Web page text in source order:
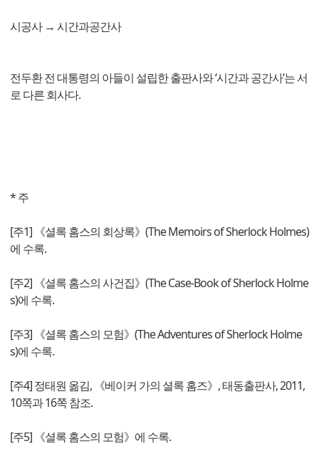
시공사 → 시간과공간사
전두환 전 대통령의 아들이 설립한 출판사와 ‘시간과 공간사’는 서
로 다른 회사다.
* 주
[주1] 《셜록 홈스의 회상록》(The Memoirs of Sherlock Holmes)
에 수록.
[주2] 《셜록 홈스의 사건집》(The Case-Book of Sherlock Holme
s)에 수록.
[주3] 《셜록 홈스의 모험》(The Adventures of Sherlock Holme
s)에 수록.
[주4] 정태원 옮김, 《베이커 가의 셜록 홈즈》, 태동출판사, 2011,
10쪽과 16쪽 참조.
[주5] 《셜록 홈스의 모험》에 수록.